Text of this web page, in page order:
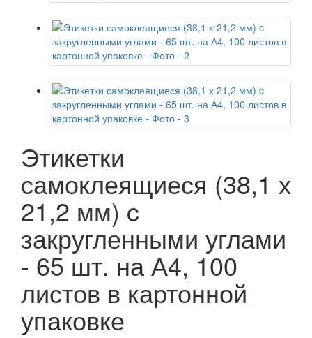
Этикетки
самоклеящиеся (38,1 х
21,2 мм) c
закругленными углами
- 65 шт. на А4, 100
листов в картонной
упаковке